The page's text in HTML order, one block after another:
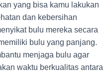
yang bisa kamu lakukan
dan kebersihan
bulu mereka secara
bulu yang panjang.
menjaga bulu agar
waktu berkualitas antara